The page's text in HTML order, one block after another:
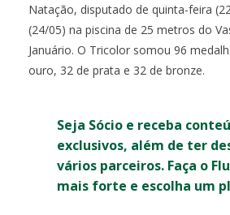
Natação, disputado de quinta-feira
(24/05) na piscina de 25 metros do
Januário. O Tricolor somou 96
ouro, 32 de prata e 32 de bronze.
Seja Sócio e receba
exclusivos, além de ter
vários parceiros. Faça o
mais forte e escolha um